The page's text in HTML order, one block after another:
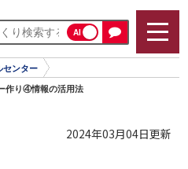
AI
センター
作り④情報の活用法
2024年03月04日更新